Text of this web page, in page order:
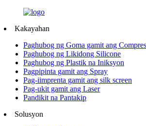
Kakayahan
Paghubog ng Goma gamit ang
Paghubog ng Likidong Silicone
Paghubog ng Plastik na Iniksyon
Pagpipinta gamit ang Spray
Pag-iimprenta gamit ang silk screen
Pag-ukit gamit ang Laser
Pandikit na Pantakip
Solusyon